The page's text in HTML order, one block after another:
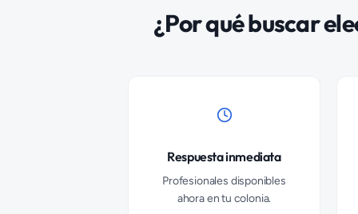
¿Por qué buscar
Respuesta inmediata
Profesionales disponibles
ahora en tu colonia.